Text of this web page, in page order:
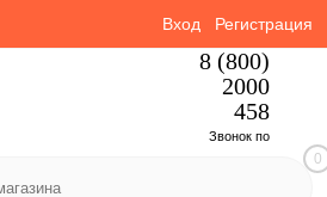
Вход Регистрация
8 (800)
2000
458
Звонок по
0